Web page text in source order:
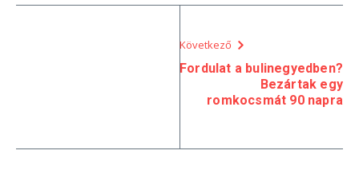
Következő
Fordulat a bulinegyedben?
Bezártak egy
romkocsmát 90 napra